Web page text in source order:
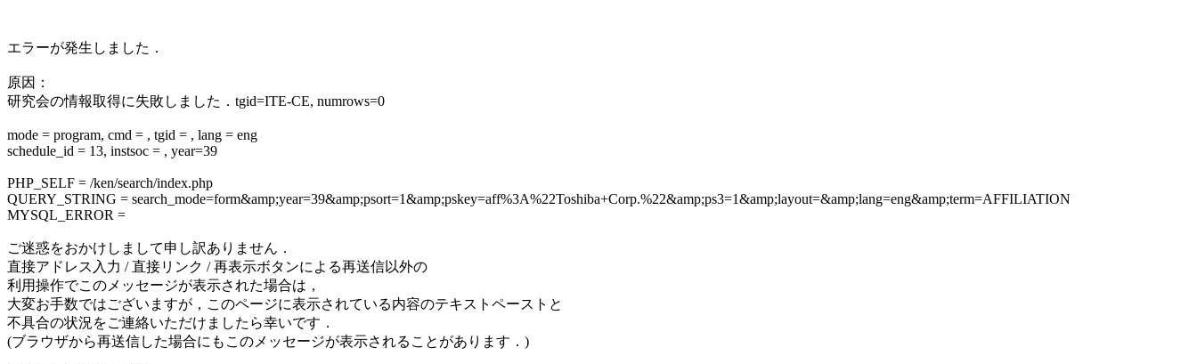
エラーが発生しました．
原因：
研究会の情報取得に失敗しました．tgid=ITE-CE, numrows=0
mode = program, cmd = , tgid = , lang = eng
schedule_id = 13, instsoc = , year=39
PHP_SELF = /ken/search/index.php
QUERY_STRING = search_mode=form&amp;year=39&amp;psort=1&amp;pskey=aff%3A%22Toshiba+Corp.%22&amp;ps3=1&amp;layout=&amp;lang=eng&amp;term=AFFILIATION
MYSQL_ERROR =
ご迷惑をおかけしまして申し訳ありません．
直接アドレス入力 / 直接リンク / 再表示ボタンによる再送信以外の
利用操作でこのメッセージが表示された場合は，
大変お手数ではございますが，このページに表示されている内容のテキストペーストと
不具合の状況をご連絡いただけましたら幸いです．
(ブラウザから再送信した場合にもこのメッセージが表示されることがあります．)